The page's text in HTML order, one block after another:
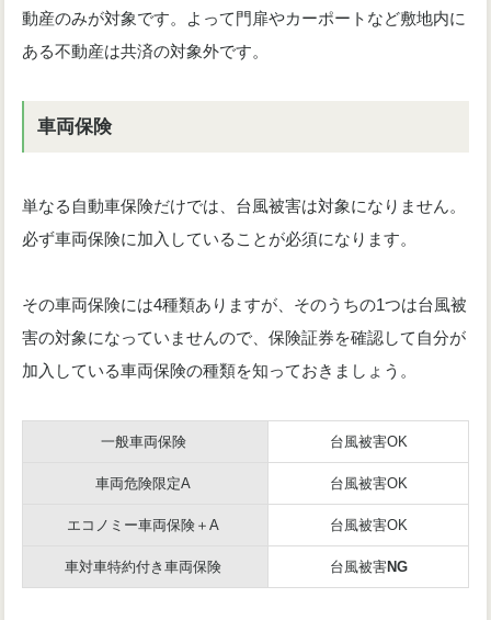
動産のみが対象です。よって門扉やカーポートなど敷地内に
ある不動産は共済の対象外です。
車両保険
単なる自動車保険だけでは、台風被害は対象になりません。
必ず車両保険に加入していることが必須になります。
その車両保険には4種類ありますが、そのうちの1つは台風被
害の対象になっていませんので、保険証券を確認して自分が
加入している車両保険の種類を知っておきましょう。
一般車両保険 台風被害OK
車両危険限定A 台風被害OK
エコノミー車両保険＋A 台風被害OK
車対車特約付き車両保険 台風被害NG